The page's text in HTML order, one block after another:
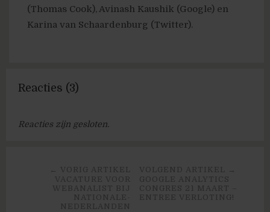
(Thomas Cook), Avinash Kaushik (Google) en
Karina van Schaardenburg (Twitter).
Reacties (3)
Reacties zijn gesloten.
VOLGEND ARTIKEL →
GOOGLE ANALYTICS
CONGRES 21 MAART –
ENTREE VERLOTING!
← VORIG ARTIKEL
VACATURE VOOR
WEBANALIST BIJ
NATIONALE-
NEDERLANDEN